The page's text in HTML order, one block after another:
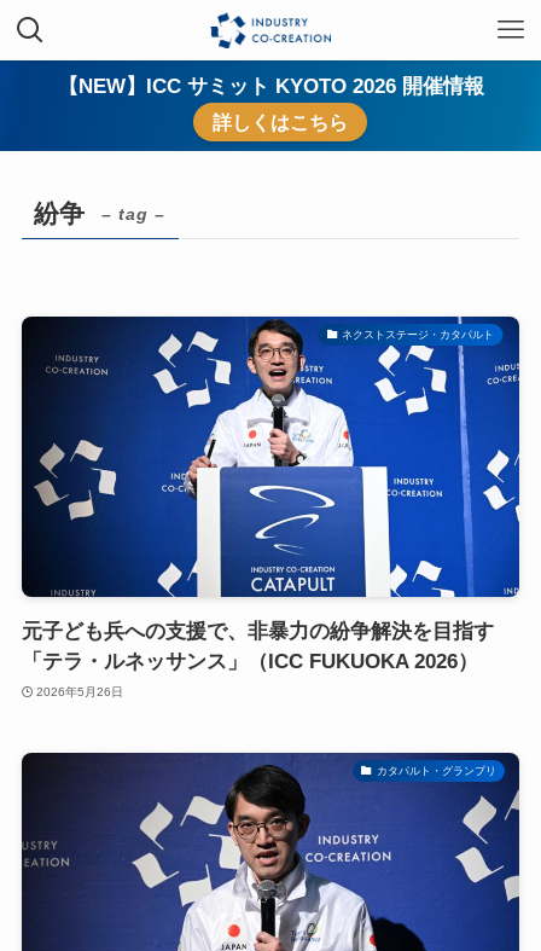
【NEW】ICC サミット KYOTO 2026 開催情報
詳しくはこちら
紛争 – tag –
ネクストステージ・カタパルト
元子ども兵への支援で、非暴力の紛争解決を目指す
「テラ・ルネッサンス」（ICC FUKUOKA 2026）
2026年5月26日
カタパルト・グランプリ